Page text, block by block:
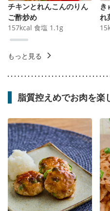
チキンとれんこんのりん
ご酢炒め
157kcal 食塩 1.1 g
き
れ
15
もっと見る
脂質控えめでお肉を楽